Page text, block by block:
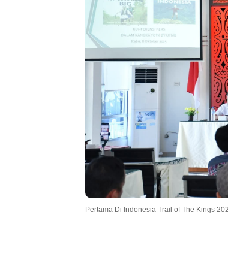
Pertama Di Indonesia Trail of The Kings